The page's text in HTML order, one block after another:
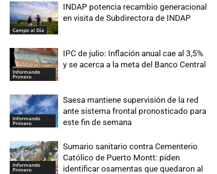
Campo al Día
INDAP potencia recambio generacional
en visita de Subdirectora de INDAP
Informando
Primero
IPC de julio: Inflación anual cae al 3,5%
y se acerca a la meta del Banco Central
Informando
Primero
Saesa mantiene supervisión de la red
ante sistema frontal pronosticado para
este fin de semana
Informando
Primero
Sumario sanitario contra Cementerio
Católico de Puerto Montt: piden
identificar osamentas que quedaron al